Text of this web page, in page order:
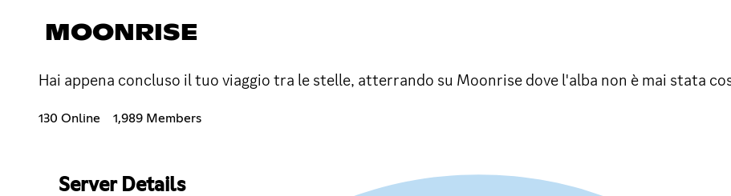
MOONRISE
Hai appena concluso il tuo viaggio tra le stelle, atterrando su Moonrise dove l'alba non è mai stata
130 Online 1,989 Members
Server Details